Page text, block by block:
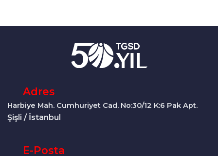
Adres
Harbiye Mah. Cumhuriyet Cad. No:30/12 K:6 Pak Apt.
Şişli / İstanbul
E-Posta